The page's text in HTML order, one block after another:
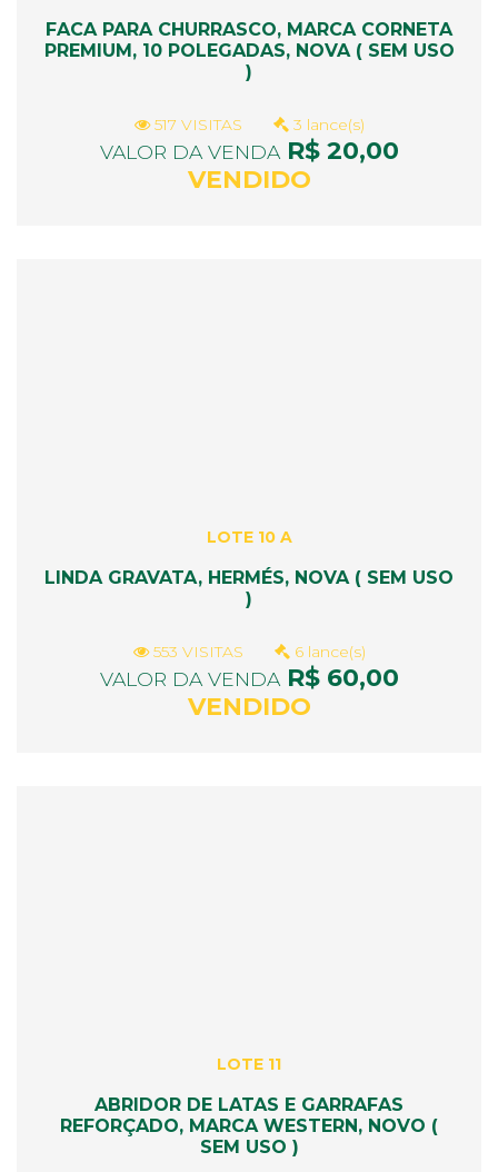
FACA PARA CHURRASCO, MARCA CORNETA
PREMIUM, 10 POLEGADAS, NOVA ( SEM USO
)
517 VISITAS 3 lance(s)
VALOR DA VENDAR$ 20,00
VENDIDO
LOTE 10 A
LINDA GRAVATA, HERMÉS, NOVA ( SEM USO
)
553 VISITAS 6 lance(s)
VALOR DA VENDAR$ 60,00
VENDIDO
LOTE 11
ABRIDOR DE LATAS E GARRAFAS
REFORÇADO, MARCA WESTERN, NOVO (
SEM USO )